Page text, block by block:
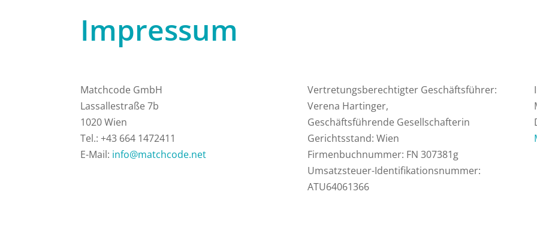
Impressum
Matchcode GmbH
Lassallestraße 7b
1020 Wien
Tel.: +43 664 1472411
E-Mail: info@matchcode.net
Vertretungsberechtigter Geschäftsführer:
Verena Hartinger,
Geschäftsführende Gesellschafterin
Gerichtsstand: Wien
Firmenbuchnummer: FN 307381g
Umsatzsteuer-Identifikationsnummer:
ATU64061366